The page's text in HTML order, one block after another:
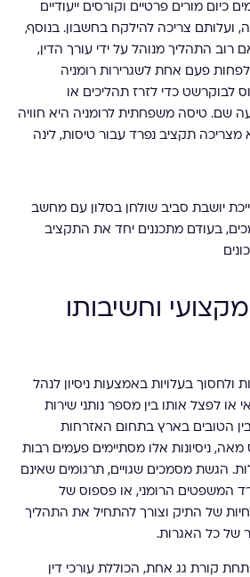
כיום מורים פרטיים וקורסים ייעודיים
ועלותם צריכה להילקח בחשבון. בנוסף,
רוב התהליך מנוהל על ידי עורך הדין,
פעם אחת לשגרירות רומניה
לבוקרשט כדי לזרז תהליכים או
טיסה משפחתית לרומניה היא חוויה
תקציב נפרד עבור טיסות, לינה
וחשיבותו
ולחסוך בעלויות באמצעות ניסיון לנהל
לפצל אותו בין מספר נותני שירות
בין הטובים בארץ בתחום האזרחות
מאה, ניסיונות אלו מסתיימים פעמים רבות
הגשת מסמכים שגויים, תרגומים שאינם
המשפטים הרומני, או פספוס של
של התיק וצורך להתחיל את התהליך
של כל האגרות.
קורת גג אחת, הכוללת עורכי דין